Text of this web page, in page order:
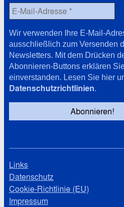
Wir verwenden Ihre E-Mail-
ausschließlich zum Versenden
Newsletters. Mit dem Drücken
Abonnieren-Buttons erklären
einverstanden. Lesen Sie hier
Datenschutzrichtlinien.
Links
Datenschutz
Cookie-Richtlinie (EU)
Impressum